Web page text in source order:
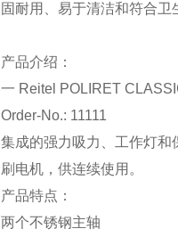
固耐用、易于清洁和符合卫
产品介绍：
一 Reitel POLIRET
Order-No.: 11111
集成的强力吸力、工作灯
刷电机，供连续使用。
产品特点：
两个不锈钢主轴